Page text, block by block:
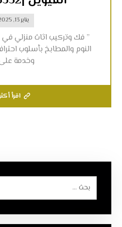
يناير 13, 2025
” فك وتركيب اثاث منزلي
النوم والمطابخ بأسلوب
وخدمة
اقرأ